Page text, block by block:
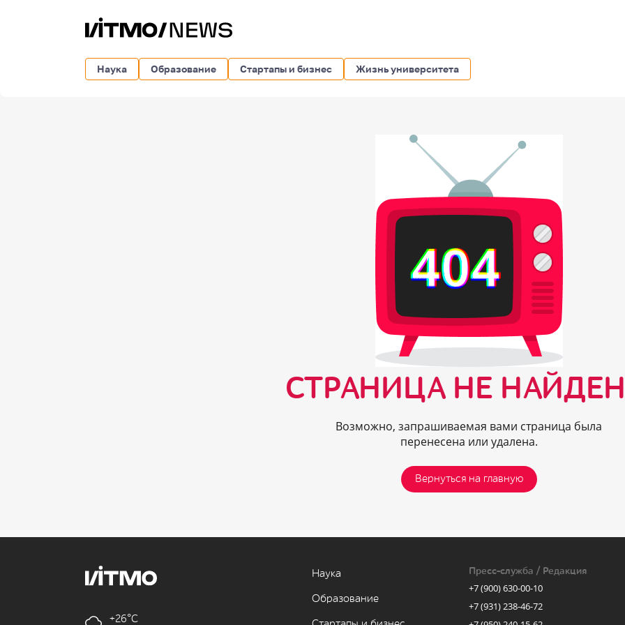
Наука Образование Стартапы и бизнес Жизнь университета
СТРАНИЦА НЕ
Возможно, запрашиваемая вами страница была
перенесена или удалена.
Вернуться на главную
+26
Наука
Образование
Пресс-служба / Редакция
+7 (900) 630-00-10
+7 (931) 238-46-72